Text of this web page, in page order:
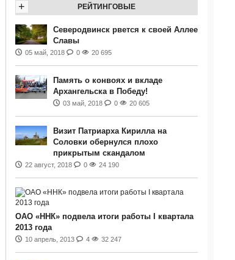
РЕЙТИНГОВЫЕ
+
Северодвинск рвется к своей Аллее
Славы
05 май, 2018 0 20 695
Память о конвоях и вкладе
Архангельска в Победу!
03 май, 2018 0 20 605
Визит Патриарха Кирилла на
Соловки обернулся плохо
прикрытым скандалом
22 август, 2018 0 24 190
ОАО «ННК» подвела итоги работы I квартала
2013 года
10 апрель, 2013 4 32 247